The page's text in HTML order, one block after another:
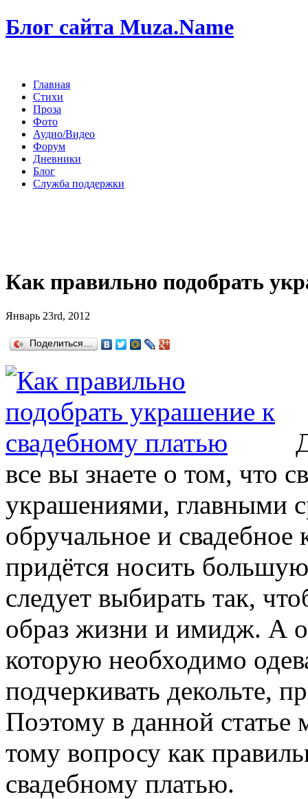
Блог сайта Muza.Name
Главная
Стихи
Проза
Фото
Аудио/Видео
Форум
Дневники
Блог
Служба поддержки
Как правильно подобрать
Январь 23rd, 2012
Поделиться…
все вы знаете о том, что
украшениями, главными
обручальное и
придётся носить
следует выбирать так,
образ жизни и имидж. А
которую необходимо
подчеркивать декольте,
Поэтому в данной
тому вопросу как
свадебному платью.